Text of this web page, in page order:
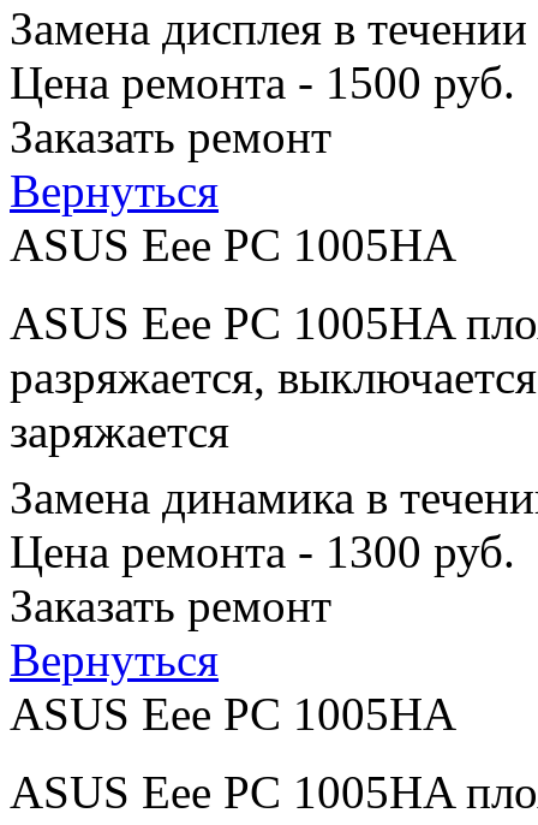
Замена дисплея в
Цена ремонта - 1500 руб.
Заказать ремонт
Вернуться
ASUS Eee PC 1005HA
ASUS Eee PC 1005HA
разряжается,
заряжается
Замена динамика в
Цена ремонта - 1300 руб.
Заказать ремонт
Вернуться
ASUS Eee PC 1005HA
ASUS Eee PC 1005HA